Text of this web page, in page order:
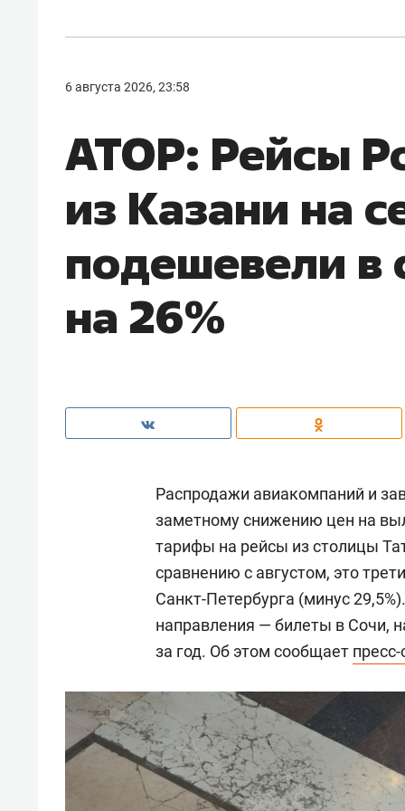
6 августа 2026, 23:58
АТОР: Рейсы
из Казани на
подешевели в
на 26%
Распродажи авиакомпаний и
заметному снижению цен на
тарифы на рейсы из столицы
сравнению с августом, это
Санкт-Петербурга (минус
направления — билеты в Сочи,
за год. Об этом сообщает